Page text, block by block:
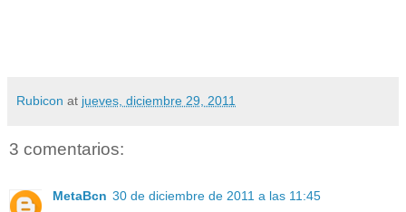
Rubicon at jueves, diciembre 29, 2011
3 comentarios:
MetaBcn 30 de diciembre de 2011 a las 11:45